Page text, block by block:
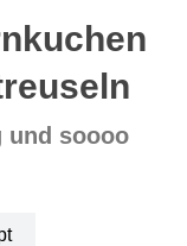
und soooo